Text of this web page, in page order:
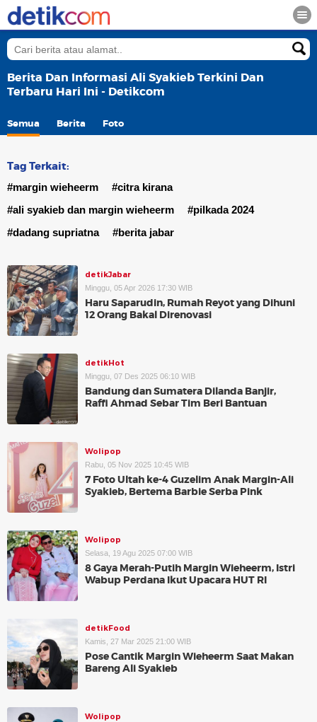
Berita Dan Informasi Ali Syakieb Terkini Dan
Terbaru Hari Ini - Detikcom
Semua Berita Foto
Tag Terkait:
#margin wieheerm
#citra kirana
#ali syakieb dan margin wieheerm
#pilkada 2024
#dadang supriatna
#berita jabar
detikJabar
Minggu, 05 Apr 2026 17:30 WIB
Haru Saparudin, Rumah Reyot yang Dihuni
12 Orang Bakal Direnovasi
detikHot
Minggu, 07 Des 2025 06:10 WIB
Bandung dan Sumatera Dilanda Banjir,
Raffi Ahmad Sebar Tim Beri Bantuan
Wolipop
Rabu, 05 Nov 2025 10:45 WIB
7 Foto Ultah ke-4 Guzelim Anak Margin-Ali
Syakieb, Bertema Barbie Serba Pink
Wolipop
Selasa, 19 Agu 2025 07:00 WIB
8 Gaya Merah-Putih Margin Wieheerm, Istri
Wabup Perdana Ikut Upacara HUT RI
detikFood
Kamis, 27 Mar 2025 21:00 WIB
Pose Cantik Margin Wieheerm Saat Makan
Bareng Ali Syakieb
Wolipop